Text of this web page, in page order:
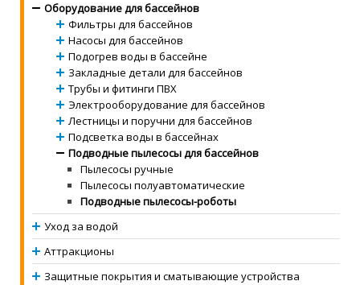
Оборудование для бассейнов
Фильтры для бассейнов
Насосы для бассейнов
Подогрев воды в бассейне
Закладные детали для бассейнов
Трубы и фитинги ПВХ
Электрооборудование для бассейнов
Лестницы и поручни для бассейнов
Подсветка воды в бассейнах
Подводные пылесосы для бассейнов
Пылесосы ручные
Пылесосы полуавтоматические
Подводные пылесосы-роботы
Уход за водой
Аттракционы
Защитные покрытия и сматывающие устройства